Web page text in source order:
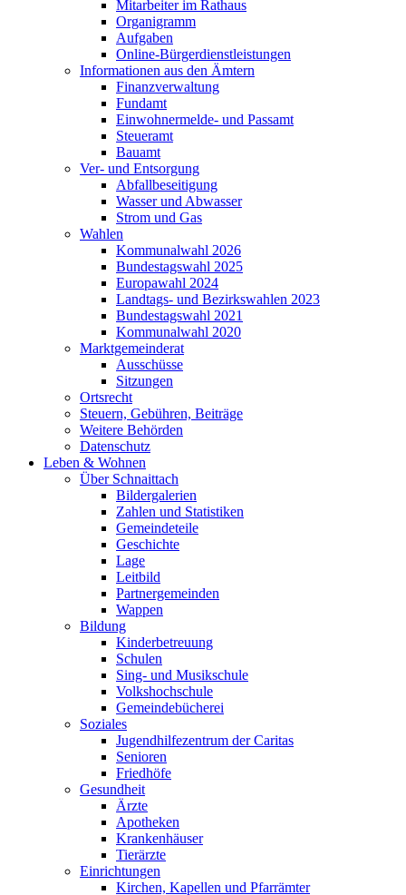
Mitarbeiter im Rathaus
Organigramm
Aufgaben
Online-Bürgerdienstleistungen
Informationen aus den Ämtern
Finanzverwaltung
Fundamt
Einwohnermelde- und Passamt
Steueramt
Bauamt
Ver- und Entsorgung
Abfallbeseitigung
Wasser und Abwasser
Strom und Gas
Wahlen
Kommunalwahl 2026
Bundestagswahl 2025
Europawahl 2024
Landtags- und Bezirkswahlen 2023
Bundestagswahl 2021
Kommunalwahl 2020
Marktgemeinderat
Ausschüsse
Sitzungen
Ortsrecht
Steuern, Gebühren, Beiträge
Weitere Behörden
Datenschutz
Leben & Wohnen
Über Schnaittach
Bildergalerien
Zahlen und Statistiken
Gemeindeteile
Geschichte
Lage
Leitbild
Partnergemeinden
Wappen
Bildung
Kinderbetreuung
Schulen
Sing- und Musikschule
Volkshochschule
Gemeindebücherei
Soziales
Jugendhilfezentrum der Caritas
Senioren
Friedhöfe
Gesundheit
Ärzte
Apotheken
Krankenhäuser
Tierärzte
Einrichtungen
Kirchen, Kapellen und Pfarrämter